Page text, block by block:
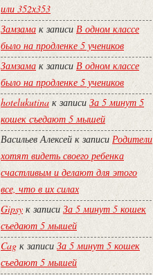
или 352х353
Замзама к записи В одном классе
было на продленке 5 учеников
Замзама к записи В одном классе
было на продленке 5 учеников
hotelukutina к записи За 5 минут 5
кошек съедают 5 мышей
Васильев Алексей к записи Родители
хотят видеть своего ребенка
счастливым и делают для этого
все, что в их силах
Gipsy к записи За 5 минут 5 кошек
съедают 5 мышей
Cag к записи За 5 минут 5 кошек
съедают 5 мышей